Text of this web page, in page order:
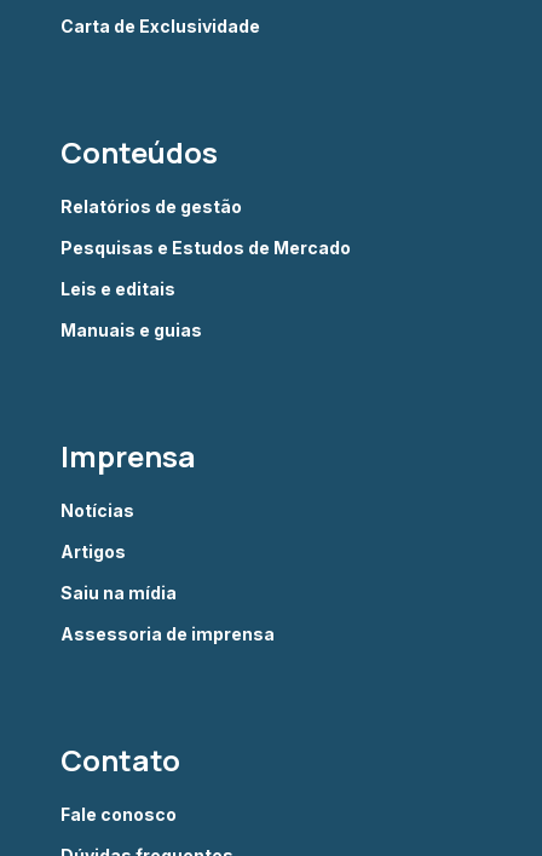
Carta de Exclusividade
Conteúdos
Relatórios de gestão
Pesquisas e Estudos de Mercado
Leis e editais
Manuais e guias
Imprensa
Notícias
Artigos
Saiu na mídia
Assessoria de imprensa
Contato
Fale conosco